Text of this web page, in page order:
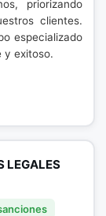
priorizando
clientes.
especializado
y exitoso.
LEGALES